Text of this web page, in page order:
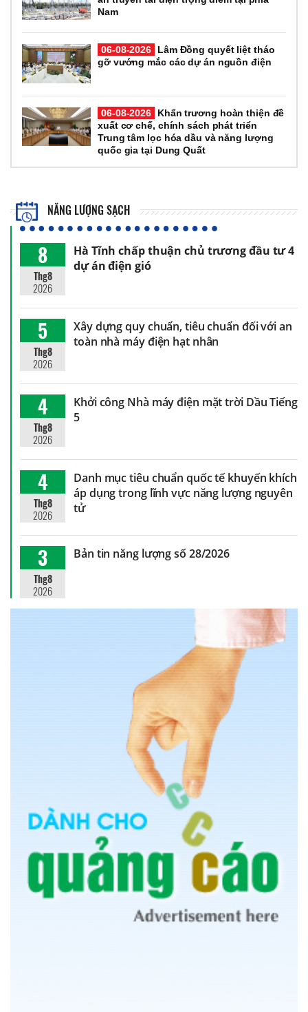
Nam
06-08-2026
Lâm Đồng quyết liệt tháo
gỡ vướng mắc các dự án nguồn điện
06-08-2026
Khẩn trương hoàn thiện đề
xuất cơ chế, chính sách phát triển
Trung tâm lọc hóa dầu và năng lượng
quốc gia tại Dung Quất
NĂNG LƯỢNG SẠCH
8
Thg8
2026
Hà Tĩnh chấp thuận chủ trương đầu tư 4
dự án điện gió
5
Thg8
2026
Xây dựng quy chuẩn, tiêu chuẩn đối với an
toàn nhà máy điện hạt nhân
4
Thg8
2026
Khởi công Nhà máy điện mặt trời Dầu Tiếng
5
4
Thg8
2026
Danh mục tiêu chuẩn quốc tế khuyến khích
áp dụng trong lĩnh vực năng lượng nguyên
tử
3
Thg8
2026
Bản tin năng lượng số 28/2026